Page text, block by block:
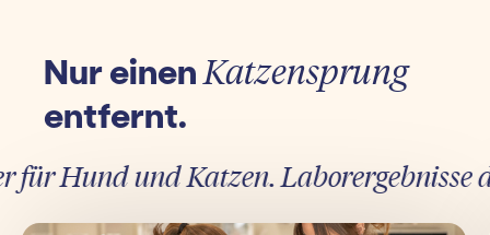
Nur einenKatzensprung
entfernt.
Hund und Katzen. Laborergebnisse